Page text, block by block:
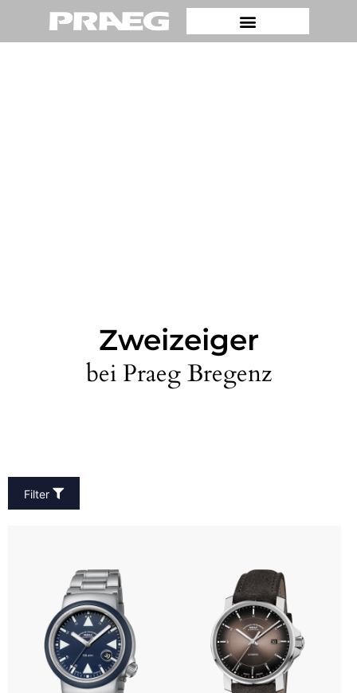
Zweizeiger
bei Praeg Bregenz
Filter